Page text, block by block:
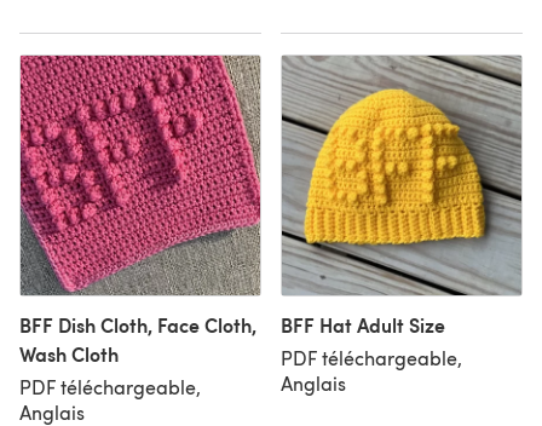
BFF Dish Cloth, Face Cloth,
Wash Cloth
PDF téléchargeable,
Anglais
BFF Hat Adult Size
PDF téléchargeable,
Anglais